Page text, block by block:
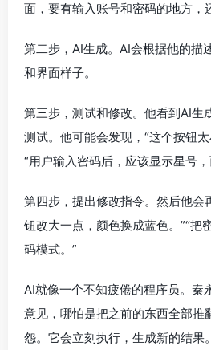
面，要有输入账号和密码的地方，
第二步，AI生成。AI会根据他的描
和界面样子。
第三步，测试和修改。他看到AI生
测试。他可能会发现，“这个按钮
“用户输入密码后，应该显示星号，
第四步，提出修改指令。然后他会
钮改大一点，颜色换成蓝色。”“把
码模式。”
AI就像一个不知疲倦的程序员。秦
意见，哪怕是把之前的东西全部推
怨。它会立刻执行，生成新的结果。